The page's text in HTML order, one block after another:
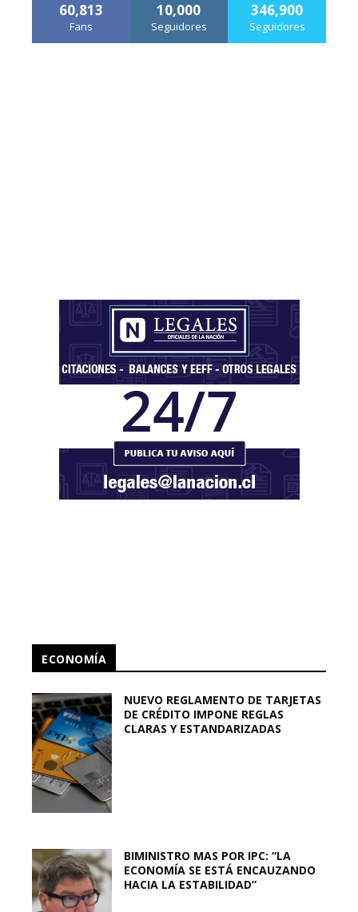
60,813
Fans
10,000
Seguidores
346,900
Seguidores
ECONOMÍA
NUEVO REGLAMENTO DE TARJETAS
DE CRÉDITO IMPONE REGLAS
CLARAS Y ESTANDARIZADAS
BIMINISTRO MAS POR IPC: “LA
ECONOMÍA SE ESTÁ ENCAUZANDO
HACIA LA ESTABILIDAD”